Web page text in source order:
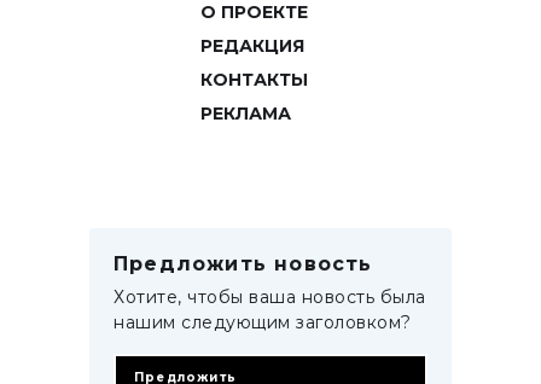
О ПРОЕКТЕ
РЕДАКЦИЯ
КОНТАКТЫ
РЕКЛАМА
Предложить новость
Хотите, чтобы ваша новость была
нашим следующим заголовком?
Предложить